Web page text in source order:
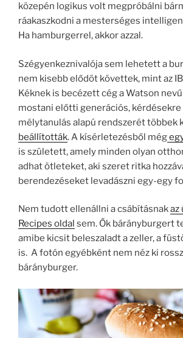
közepén logikus volt megpróbálni
ráakaszkodni a mesterséges
Ha hamburgerrel, akkor azzal.
Szégyenkeznivalója sem lehetett a
nem kisebb elődöt követtek, mint az
Kéknek is becézett cég a Watson
mostani előtti generációs, kérdésekre
mélytanulás alapú rendszerét többek
beállították. A kísérletezésből még
is született, amely minden olyan
adhat ötleteket, aki szeret ritka
berendezéseket levadászni egy-egy
Nem tudott ellenállni a csábításnakaz
Recipes oldal sem. Ők bárányburgert
amibe kicsit beleszaladt a zeller, a
is. A fotón egyébként nem néz ki
bárányburger.